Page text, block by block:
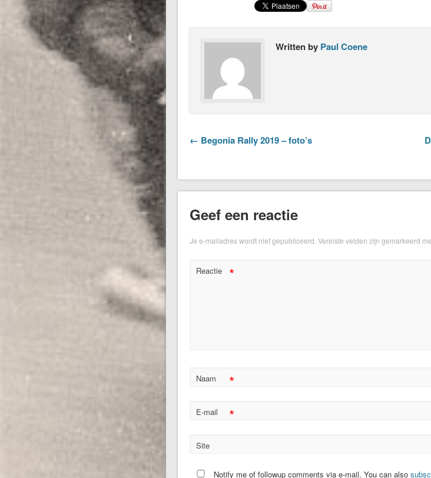
Written by Paul Coene
← Begonia Rally 2019 – foto’s
Geef een reactie
Je e-mailadres wordt niet gepubliceerd. Vereiste velden zijn gemarkeerd
Reactie *
Naam *
E-mail *
Site
Notify me of followup comments via e-mail. You can also